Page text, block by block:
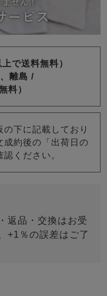
で送料無料）
離島 /
料）
下に記載しており
成約後の「出荷日の
ください。
返品・交換はお受
+1％の誤差はご了